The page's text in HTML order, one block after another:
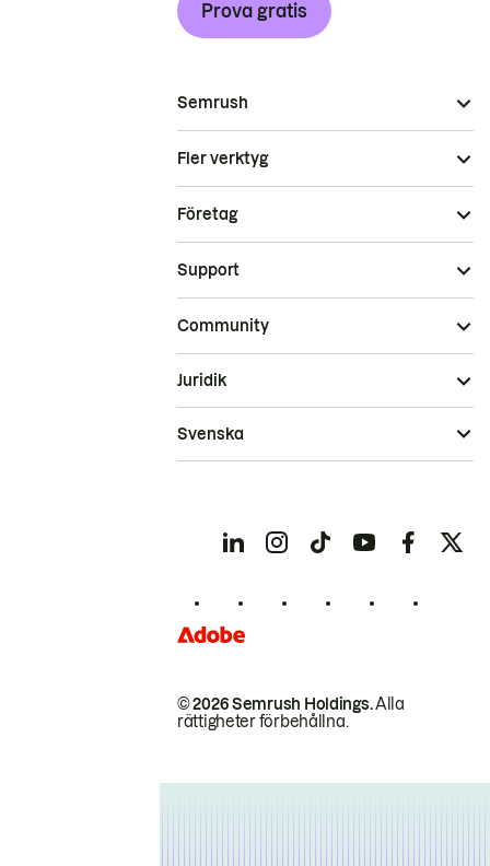
Prova gratis
Semrush
Fler verktyg
Företag
Support
Community
© 2026 Semrush Holdings.Alla
rättigheter förbehållna.
Juridik
Svenska